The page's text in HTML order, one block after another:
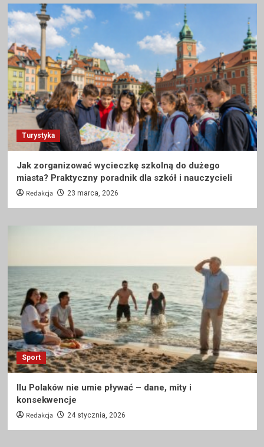
Turystyka
Jak zorganizować wycieczkę szkolną do dużego
miasta? Praktyczny poradnik dla szkół i nauczycieli
Redakcja 23 marca, 2026
Sport
Ilu Polaków nie umie pływać – dane, mity i
konsekwencje
Redakcja 24 stycznia, 2026